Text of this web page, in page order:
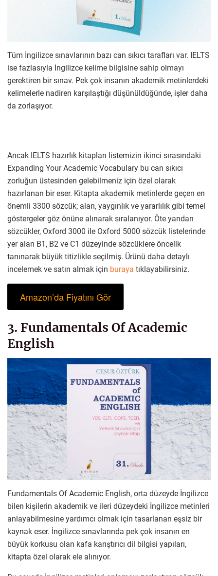
Tüm İngilizce sınavlarının bazı can sıkıcı tarafları var. IELTS
ise fazlasıyla İngilizce kelime bilgisine sahip olmayı
gerektiren bir sınav. Pek çok insanın akademik metinlerdeki
kelimelerle nadiren karşılaştığı düşünüldüğünde, işler daha
da zorlaşıyor.
Ancak IELTS hazırlık kitapları listemizin ikinci sırasındaki
Expanding Your Academic Vocabulary bu can sıkıcı
zorluğun üstesinden gelebilmeniz için özel olarak
hazırlanan bir eser. Kitapta akademik metinlerde geçen en
önemli 3300 sözcük; alan, yaygınlık ve yararlılık gibi temel
göstergeler göz önüne alınarak sıralanıyor. Öte yandan
sözcükler, Oxford 3000 ile Oxford 5000 sözcük listelerinde
yer alan B1, B2 ve C1 düzeyinde sözcüklere öncelik
tanınarak büyük titizlikle seçilmiş. Ürünü daha detaylı
incelemek ve satın almak için buraya tıklayabilirsiniz.
Amazon’da Fiyatını Gör
3. Fundamentals Of Academic
English
Fundamentals Of Academic English, orta düzeyde İngilizce
bilen kişilerin akademik ve ileri düzeydeki İngilizce metinleri
anlayabilmesine yardımcı olmak için tasarlanan eşsiz bir
kaynak eser. İngilizce sınavlarında pek çok insanın en
büyük korkusu olan kafa karıştırıcı dil bilgisi yapıları,
kitapta özel olarak ele alınıyor.